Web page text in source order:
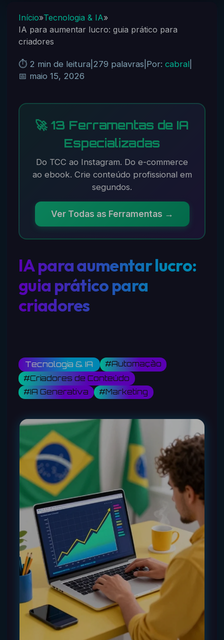
Início»Tecnologia & IA»
IA para aumentar lucro: guia prático para
criadores
⏱️ 2 min de leitura 279 palavras Por: cabral|
📅 maio 15, 2026
🚀 13 Ferramentas de IA
Especializadas
Do TCC ao Instagram. Do e-commerce
ao ebook. Crie conteúdo profissional em
segundos.
Ver Todas as Ferramentas →
IA para aumentar lucro:
guia prático para
criadores
Tecnologia & IA
#Automação
#Criadores de Conteúdo
#IA Generativa
#Marketing